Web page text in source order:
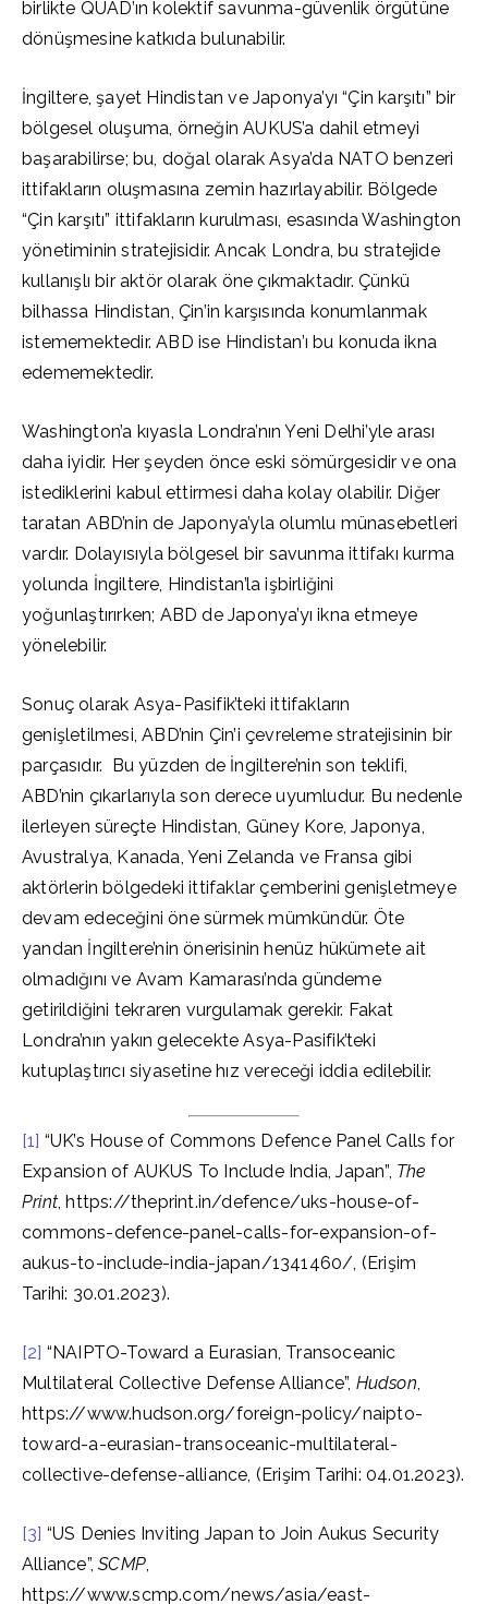
birlikte QUAD’ın kolektif savunma-güvenlik örgütüne
dönüşmesine katkıda bulunabilir.
İngiltere, şayet Hindistan ve Japonya’yı “Çin karşıtı” bir
bölgesel oluşuma, örneğin AUKUS’a dahil etmeyi
başarabilirse; bu, doğal olarak Asya’da NATO benzeri
ittifakların oluşmasına zemin hazırlayabilir. Bölgede
“Çin karşıtı” ittifakların kurulması, esasında Washington
yönetiminin stratejisidir. Ancak Londra, bu stratejide
kullanışlı bir aktör olarak öne çıkmaktadır. Çünkü
bilhassa Hindistan, Çin’in karşısında konumlanmak
istememektedir. ABD ise Hindistan’ı bu konuda ikna
edememektedir.
Washington’a kıyasla Londra’nın Yeni Delhi’yle arası
daha iyidir. Her şeyden önce eski sömürgesidir ve ona
istediklerini kabul ettirmesi daha kolay olabilir. Diğer
taratan ABD’nin de Japonya’yla olumlu münasebetleri
vardır. Dolayısıyla bölgesel bir savunma ittifakı kurma
yolunda İngiltere, Hindistan’la işbirliğini
yoğunlaştırırken; ABD de Japonya’yı ikna etmeye
yönelebilir.
Sonuç olarak Asya-Pasifik’teki ittifakların
genişletilmesi, ABD’nin Çin’i çevreleme stratejisinin bir
parçasıdır. Bu yüzden de İngiltere’nin son teklifi,
ABD’nin çıkarlarıyla son derece uyumludur. Bu nedenle
ilerleyen süreçte Hindistan, Güney Kore, Japonya,
Avustralya, Kanada, Yeni Zelanda ve Fransa gibi
aktörlerin bölgedeki ittifaklar çemberini genişletmeye
devam edeceğini öne sürmek mümkündür. Öte
yandan İngiltere’nin önerisinin henüz hükümete ait
olmadığını ve Avam Kamarası’nda gündeme
getirildiğini tekraren vurgulamak gerekir. Fakat
Londra’nın yakın gelecekte Asya-Pasifik’teki
kutuplaştırıcı siyasetine hız vereceği iddia edilebilir.
[1] “UK’s House of Commons Defence Panel Calls for
Expansion of AUKUS To Include India, Japan”, The
Print, https://theprint.in/defence/uks-house-of-
commons-defence-panel-calls-for-expansion-of-
aukus-to-include-india-japan/1341460/, (Erişim
Tarihi: 30.01.2023).
[2] “NAIPTO-Toward a Eurasian, Transoceanic
Multilateral Collective Defense Alliance”, Hudson,
https://www.hudson.org/foreign-policy/naipto-
toward-a-eurasian-transoceanic-multilateral-
collective-defense-alliance, (Erişim Tarihi: 04.01.2023).
[3] “US Denies Inviting Japan to Join Aukus Security
Alliance”,SCMP,
https://www.scmp.com/news/asia/east-